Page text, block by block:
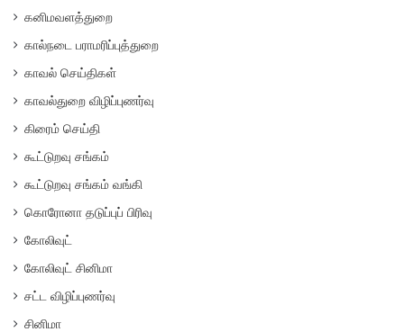
கனிமவளத்துறை
கால்நடை பராமரிப்புத்துறை
காவல் செய்திகள்
காவல்துறை விழிப்புணர்வு
கிரைம் செய்தி
கூட்டுறவு சங்கம்
கூட்டுறவு சங்கம் வங்கி
கொரோனா தடுப்புப் பிரிவு
கோலிவுட்
கோலிவுட் சினிமா
சட்ட விழிப்புணர்வு
சினிமா